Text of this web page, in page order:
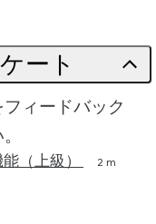
ート
ィードバック
（上級） 2 m